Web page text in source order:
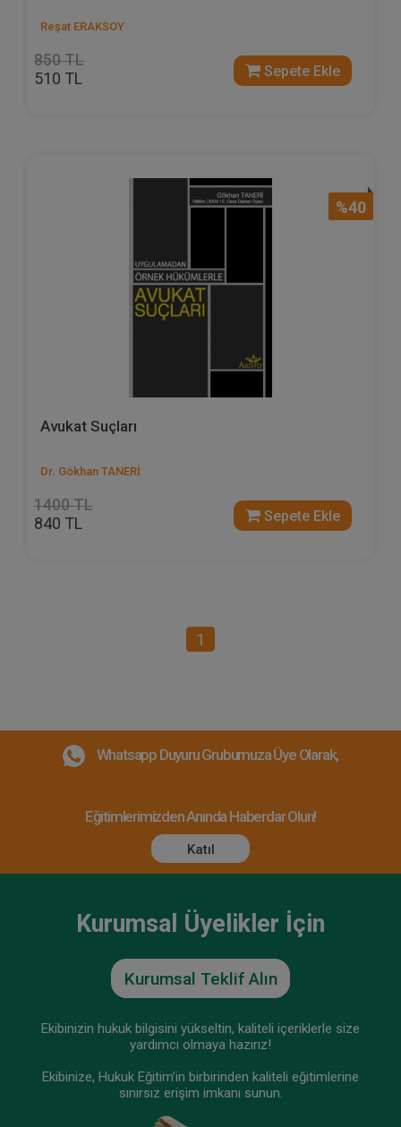
Reşat ERAKSOY
850 TL
510 TL Sepete Ekle
%40
Avukat Suçları
Dr. Gökhan TANERİ
1400 TL
840 TL Sepete Ekle
1
Whatsapp Duyuru Grubumuza Üye Olarak,
Eğitimlerimizden Anında Haberdar Olun!
Katıl
Kurumsal Üyelikler İçin
Kurumsal Teklif Alın
Ekibinizin hukuk bilgisini yükseltin, kaliteli içeriklerle size
yardımcı olmaya hazırız!
Ekibinize, Hukuk Eğitim’in birbirinden kaliteli eğitimlerine
sınırsız erişim imkanı sunun.